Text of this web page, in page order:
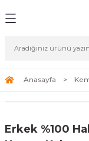
Anasayfa
Erkek %100